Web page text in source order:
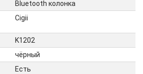
Bluetooth колонка
Cigii
K1202
чёрный
Есть